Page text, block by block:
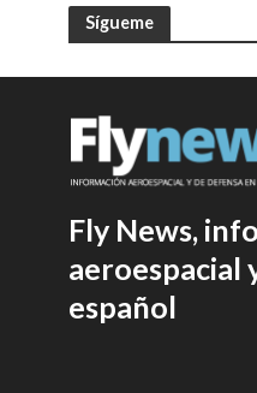
Sígueme
Fly News,
aeroespacial
español